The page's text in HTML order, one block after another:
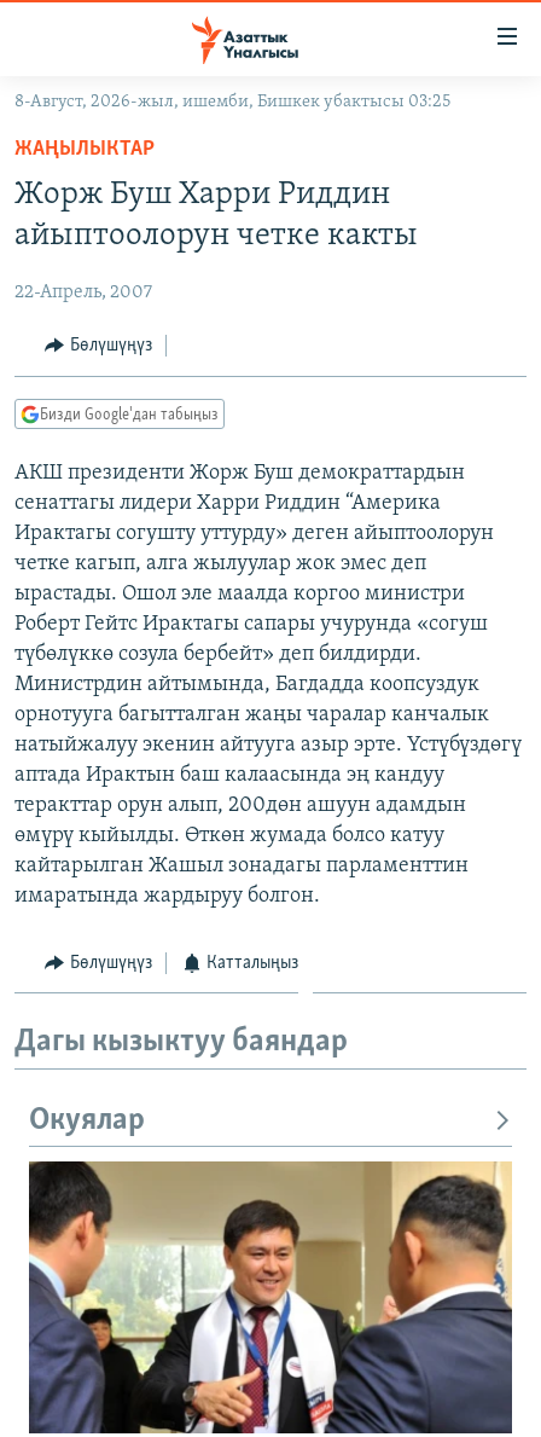
Навигацияга
өтүңүз
Издөөгө
салыңызКЫРГЫЗСТАН
ЭКОНОМИКА
МАДАНИЯТ
ДҮЙНӨ
БОРБОР АЗИЯ
АТАЙЫН ИЛИКТӨӨ
ТВ ПРОГРАММАЛАР
ЭКСПЕРТТЕР ТАЛДАЙТ
БИЗ ЖАНА ДҮЙНӨ
ЭЖЕ-СИҢДИЛЕР
АЗАТТЫК+
ЫҢГАЙСЫЗ СУРООЛОР
ӨЗГӨЧӨ ПИКИР
Русский
ОНЛАЙН ШЕРИНЕ
ЭЕ/АРнун бардык сайттары
8-Август, 2026-жыл, ишемби, Бишкек убактысы 03:25
ЖАҢЫЛЫКТАР
Жорж Буш Харри Риддин
айыптоолорун четке какты
22-Апрель, 2007
Бөлүшүңүз
Бизди Google'дан табыңыз
АКШ президенти Жорж Буш демократтардын
сенаттагы лидери Харри Риддин “Америка
Ирактагы согушту уттурду» деген айыптоолорун
четке кагып, алга жылуулар жок эмес деп
ырастады. Ошол эле маалда коргоо министри
Роберт Гейтс Ирактагы сапары учурунда «согуш
түбөлүккө созула бербейт» деп билдирди.
Министрдин айтымында, Багдадда коопсуздук
орнотууга багытталган жаңы чаралар канчалык
натыйжалуу экенин айтууга азыр эрте. Үстүбүздөгү
аптада Ирактын баш калаасында эң кандуу
теракттар орун алып, 200дөн ашуун адамдын
өмүрү кыйылды. Өткөн жумада болсо катуу
кайтарылган Жашыл зонадагы парламенттин
имаратында жардыруу болгон.
Бөлүшүңүз Катталыңыз
Дагы кызыктуу баяндар
Окуялар